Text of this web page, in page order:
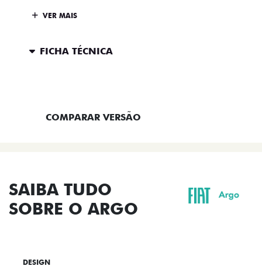
VER MAIS
FICHA TÉCNICA
COMPARAR VERSÃO
SAIBA TUDO
SOBRE O ARGO
DESIGN